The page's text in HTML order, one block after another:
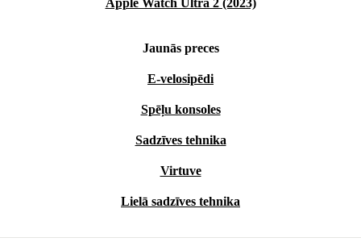
Apple Watch Ultra 2 (2023)
Jaunās preces
E-velosipēdi
Spēļu konsoles
Sadzīves tehnika
Virtuve
Lielā sadzīves tehnika